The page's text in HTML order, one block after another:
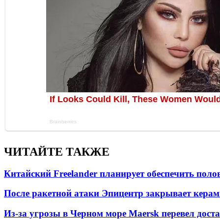
ЧИТАЙТЕ ТАКЖЕ
Китайский Freelander планирует обеспечить
После ракетной атаки Эпицентр закрывает
Из-за угрозы в Черном море Maersk перевел